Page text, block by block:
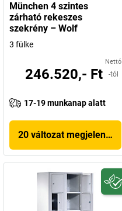
München 4 szintes
zárható rekeszes
szekrény – Wolf
3 fülke
Nettó
246.520,- Ft -tól
17-19 munkanap alatt
20 változat megjelenítése